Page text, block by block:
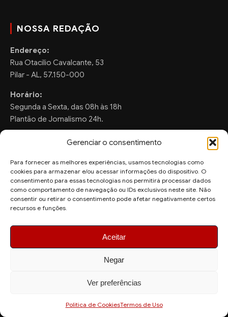
Gerenciar o consentimento
Para fornecer as melhores experiências, usamos tecnologias como
cookies para armazenar e/ou acessar informações do dispositivo. O
consentimento para essas tecnologias nos permitirá processar dados
como comportamento de navegação ou IDs exclusivos neste site. Não
consentir ou retirar o consentimento pode afetar negativamente certos
recursos e funções.
Aceitar
Negar
Ver preferências
Politica de CookiesTermos de Uso
NOSSA REDAÇÃO
Endereço:
Rua Otacilio Cavalcante, 53
Pilar - AL, 57.150-000
Horário:
Segunda a Sexta, das 08h às 18h
Plantão de Jornalismo 24h.
FALE CONOSCO
Sugestões de Pauta:
ronaldo.valentim150@gmail.com
© 2026 AquiAgora - Todos os direitos reservados.